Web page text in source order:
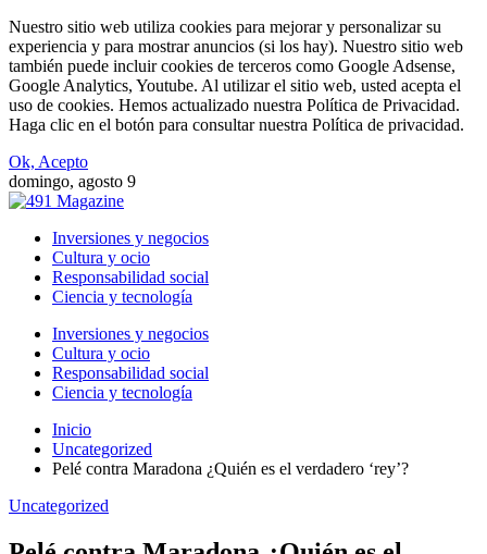
Nuestro sitio web utiliza cookies para mejorar y personalizar su
experiencia y para mostrar anuncios (si los hay). Nuestro sitio web
también puede incluir cookies de terceros como Google Adsense,
Google Analytics, Youtube. Al utilizar el sitio web, usted acepta el
uso de cookies. Hemos actualizado nuestra Política de Privacidad.
Haga clic en el botón para consultar nuestra Política de privacidad.
Ok, Acepto
domingo, agosto 9
Inversiones y negocios
Cultura y ocio
Responsabilidad social
Ciencia y tecnología
Inversiones y negocios
Cultura y ocio
Responsabilidad social
Ciencia y tecnología
Inicio
Uncategorized
Pelé contra Maradona ¿Quién es el verdadero ‘rey’?
Uncategorized